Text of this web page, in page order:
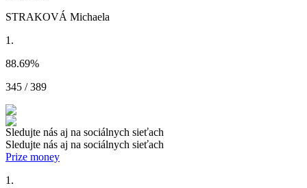
STRAKOVÁ Michaela
1.
88.69%
345 / 389
Sledujte nás aj na sociálnych sieťach
Sledujte nás aj na sociálnych sieťach
Prize money
1.